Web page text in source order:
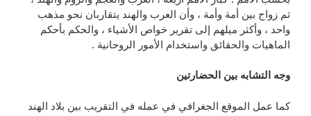
ثم زواج بين أمة وأمة ، وأن العرب والهند يتقاربان نحو مذهب
واحد ، وأكثر ميلهم إلى تقرير خواص الأشياء ، والحكم بأحكم
الماهيات والحقائق واستخدام الأمور الروحانية .
وجه التشابه بين الحضارتين
كما عمل الموقع الجغرافي في عمله في التقريب بين بلاد الهند